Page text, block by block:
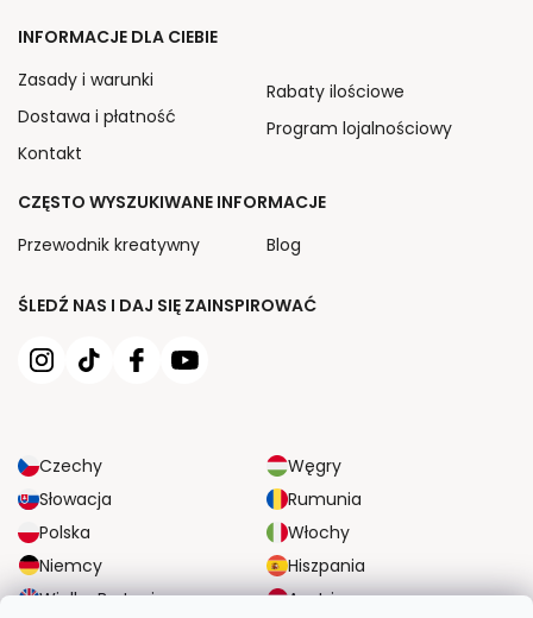
ŚLEDŹ NAS I DAJ SIĘ ZAINSPIROWAĆ
Czechy
Węgry
Słowacja
Rumunia
Polska
Włochy
Niemcy
Hiszpania
Wielka Brytania
Austria
INFORMACJE DLA CIEBIE
Zasady i warunki
Dostawa i płatność
Kontakt
Rabaty ilościowe
Program lojalnościowy
CZĘSTO WYSZUKIWANE INFORMACJE
Przewodnik kreatywny
Blog